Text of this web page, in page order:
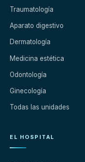
Traumatología
Aparato digestivo
Dermatología
Medicina estética
Odontología
Ginecología
Todas las unidades
EL HOSPITAL